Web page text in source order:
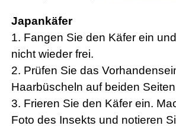
Japankäfer
1. Fangen Sie den Käfer ein
nicht wieder frei.
2. Prüfen Sie das
Haarbüscheln auf beiden
3. Frieren Sie den Käfer ein.
Foto des Insekts und notieren